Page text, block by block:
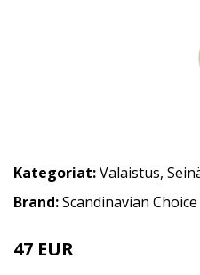
Kategoriat:Valaistus,
Brand:Scandinavian Choice
47 EUR